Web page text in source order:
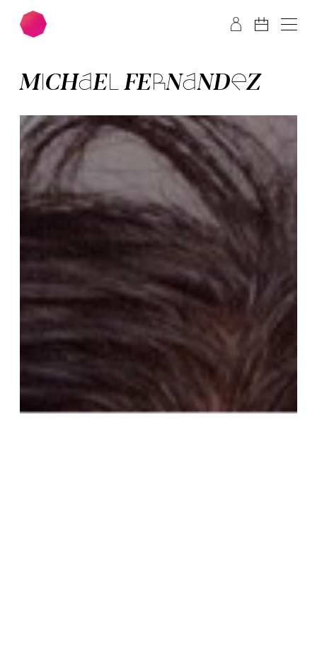
Zum Hauptinhalt springen Zum Footer springen
MI­CHA­EL FER­NAN­DEZ